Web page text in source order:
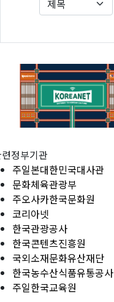
정부기관
주일본대한민국대사관
문화체육관광부
주오사카한국문화원
코리아넷
한국관광공사
한국콘텐츠진흥원
국외소재문화유산재단
한국농수산식품유통공사
주일한국교육원